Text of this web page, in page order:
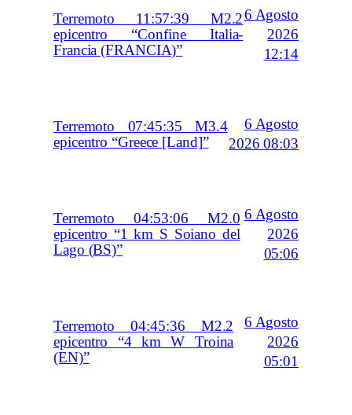
Terremoto 11:57:39 M2.2
epicentro “Confine Italia-
Francia (FRANCIA)”
6 Agosto
2026
12:14
Terremoto 07:45:35 M3.4
epicentro “Greece [Land]”
6 Agosto
2026 08:03
Terremoto 04:53:06 M2.0
epicentro “1 km S Soiano del
Lago (BS)”
6 Agosto
2026
05:06
Terremoto 04:45:36 M2.2
epicentro “4 km W Troina
(EN)”
6 Agosto
2026
05:01